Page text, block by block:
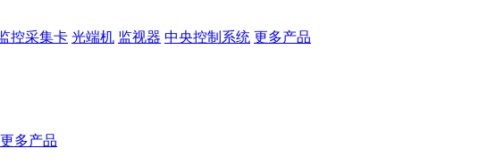
控采集卡 光端机 监视器 中央控制系统 更多产品
更多产品